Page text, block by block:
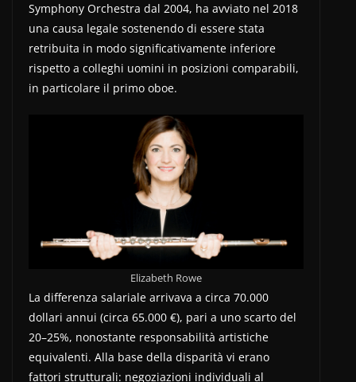
Symphony Orchestra dal 2004, ha avviato nel 2018
una causa legale sostenendo di essere stata
retribuita in modo significativamente inferiore
rispetto a colleghi uomini in posizioni comparabili,
in particolare il primo oboe.
Elizabeth Rowe
La differenza salariale arrivava a circa 70.000
dollari annui (circa 65.000 €), pari a uno scarto del
20–25%, nonostante responsabilità artistiche
equivalenti. Alla base della disparità vi erano
fattori strutturali: negoziazioni individuali al